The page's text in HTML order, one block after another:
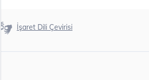
Buds2 Pro
Galaxy Watch 6
Ekran Koruma
İşaret Dili Çevirisi